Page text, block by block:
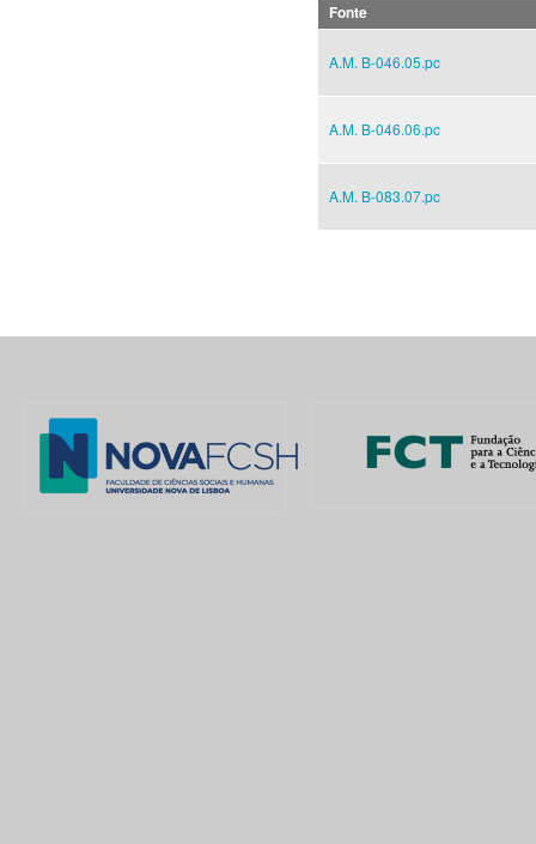
Fonte
A.M. B-046.05.pc
A.M. B-046.06.pc
A.M. B-083.07.pc